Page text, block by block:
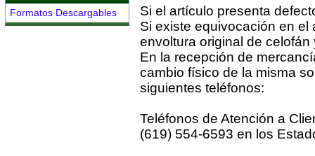
Formatos Descargables
Si el artículo presenta
Si existe equivocación en
envoltura original de
En la recepción de
cambio físico de la misma
siguientes teléfonos:
Teléfonos de Atención a
(619) 554-6593 en los